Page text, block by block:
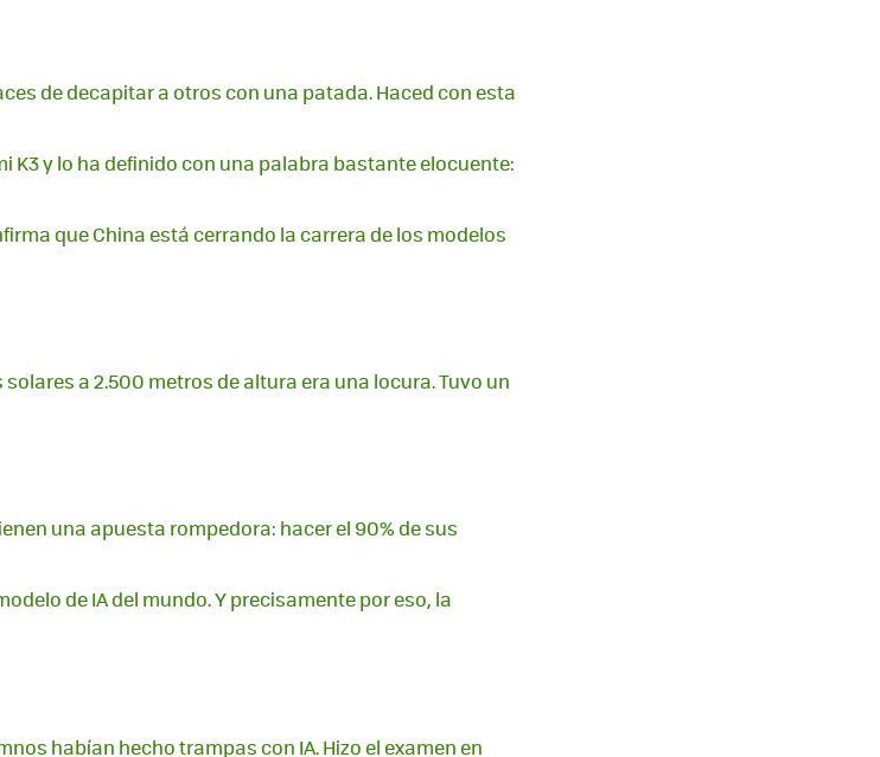
de decapitar a otros con una patada. Haced con esta
K3 y lo ha definido con una palabra bastante elocuente:
que China está cerrando la carrera de los modelos
a 2.500 metros de altura era una locura. Tuvo un
una apuesta rompedora: hacer el 90% de sus
de IA del mundo. Y precisamente por eso, la
habían hecho trampas con IA. Hizo el examen en